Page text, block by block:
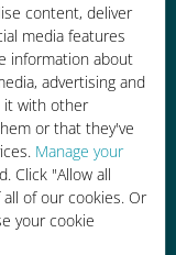
content, deliver
media features
information about
advertising and
it with other
or that they've
Manage your
Click "Allow all
of our cookies. Or
your cookie
daha